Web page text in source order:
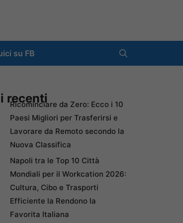
su FB
recenti
Ricominciare da Zero: Ecco i 10
Paesi Migliori per Trasferirsi e
Lavorare da Remoto secondo la
Nuova Classifica
Napoli tra le Top 10 Città
Mondiali per il Workcation 2026:
Cultura, Cibo e Trasporti
Efficiente la Rendono la
Favorita Italiana